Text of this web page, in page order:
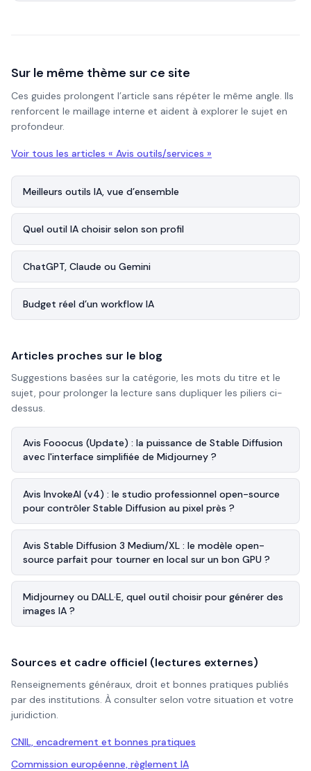
Sur le même thème sur ce site
Ces guides prolongent l’article sans répéter le même angle. Ils
renforcent le maillage interne et aident à explorer le sujet en
profondeur.
Voir tous les articles « Avis outils/services »
Meilleurs outils IA, vue d’ensemble
Quel outil IA choisir selon son profil
ChatGPT, Claude ou Gemini
Budget réel d’un workflow IA
Articles proches sur le blog
Suggestions basées sur la catégorie, les mots du titre et le
sujet, pour prolonger la lecture sans dupliquer les piliers ci-
dessus.
Avis Fooocus (Update) : la puissance de Stable Diffusion
avec l'interface simplifiée de Midjourney ?
Avis InvokeAI (v4) : le studio professionnel open-source
pour contrôler Stable Diffusion au pixel près ?
Avis Stable Diffusion 3 Medium/XL : le modèle open-
source parfait pour tourner en local sur un bon GPU ?
Midjourney ou DALL·E, quel outil choisir pour générer des
images IA ?
Sources et cadre officiel (lectures externes)
Renseignements généraux, droit et bonnes pratiques publiés
par des institutions. À consulter selon votre situation et votre
juridiction.
CNIL, encadrement et bonnes pratiques
Commission européenne, règlement IA